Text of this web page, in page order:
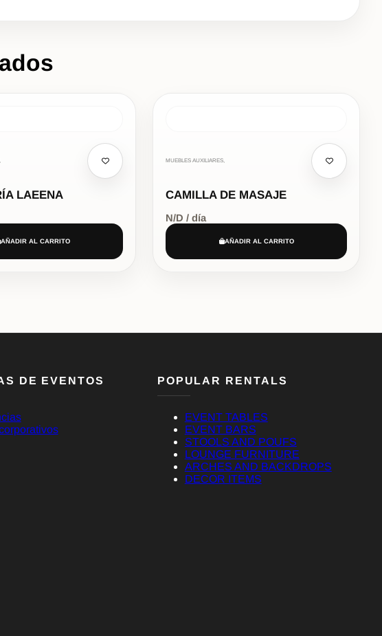
LAEENA
AÑADIR AL CARRITO
MUEBLES AUXILIARES,
CAMILLA DE MASAJE
N/D / día
AÑADIR AL CARRITO
DE EVENTOS POPULAR RENTALS
EVENT TABLES
EVENT BARS
STOOLS AND POUFS
LOUNGE FURNITURE
ARCHES AND BACKDROPS
DECOR ITEMS